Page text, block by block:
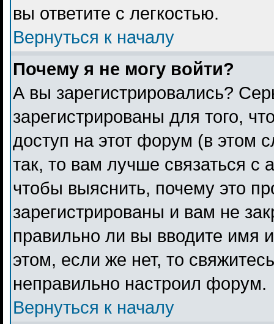
вы ответите с легкостью.
Вернуться к началу
Почему я не могу войти?
А вы зарегистрировались?
зарегистрированы для того,
доступ на этот форум (в этом
так, то вам лучше связаться
чтобы выяснить, почему это
зарегистрированы и вам не
правильно ли вы вводите имя
этом, если же нет, то
неправильно настроил форум.
Вернуться к началу